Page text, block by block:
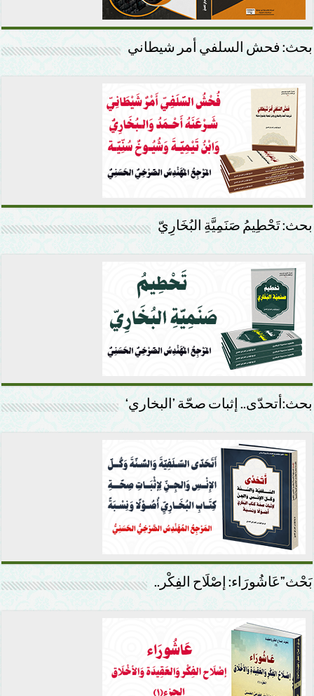
بحث: فحش السلفي أمر شيطاني
بحث: تَحْطِيمُ صَنَمِيَّةِ البُخَارِيّ
بحث:أتحدّى.. إثبات صحّة ’البخاري‘
بَحْث”عَاشُورَاء: إصْلَاح الفِكْر..